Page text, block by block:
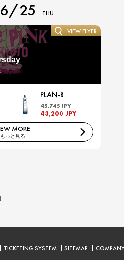
25 THU
VIEW FLYER
PLAN-B
45,745 JPY
43,200 JPY
MORE
もっと見る
TICKETING SYSTEM SITEMAP COMPANY